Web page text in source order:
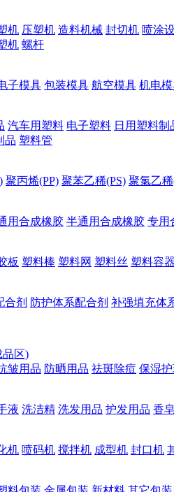
机 压塑机 造料机械 封切机 喷涂
机 螺杆
子模具 包装模具 航空模具 机电
汽车用塑料 电子塑料 日用塑料制
品 塑料管
聚丙烯(PP) 聚苯乙稀(PS) 聚氯乙
用合成橡胶 半通用合成橡胶 专用
板 塑料棒 塑料网 塑料丝 塑料容器
合剂 防护体系配合剂 补强填充体
品区)
皱用品 防晒用品 祛斑除痘 保湿
液 洗洁精 洗发用品 护发用品 香
机 喷码机 搅拌机 成型机 封口机